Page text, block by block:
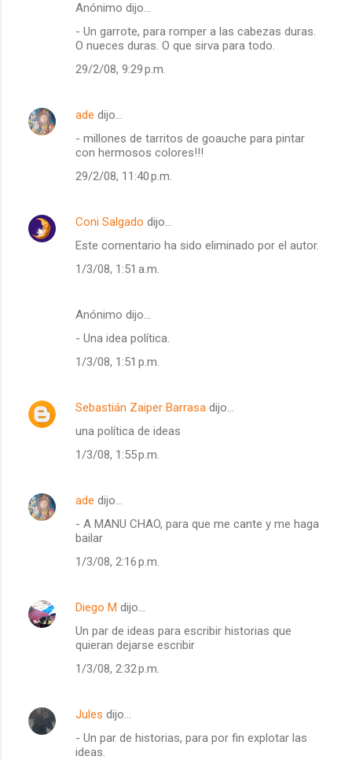
Anónimo dijo…
- Un garrote, para romper a las cabezas duras.
O nueces duras. O que sirva para todo.
29/2/08, 9:29 p.m.
ade dijo…
- millones de tarritos de goauche para pintar
con hermosos colores!!!
29/2/08, 11:40 p.m.
Coni Salgado dijo…
Este comentario ha sido eliminado por el autor.
1/3/08, 1:51 a.m.
Anónimo dijo…
- Una idea política.
1/3/08, 1:51 p.m.
Sebastián Zaiper Barrasa dijo…
una política de ideas
1/3/08, 1:55 p.m.
ade dijo…
- A MANU CHAO, para que me cante y me haga
bailar
1/3/08, 2:16 p.m.
Diego M dijo…
Un par de ideas para escribir historias que
quieran dejarse escribir
1/3/08, 2:32 p.m.
Jules dijo…
- Un par de historias, para por fin explotar las
ideas.